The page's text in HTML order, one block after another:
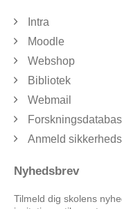
Intra
Moodle
Webshop
Bibliotek
Webmail
Anmeld
Nyhedsbrev
Tilmeld dig skolens